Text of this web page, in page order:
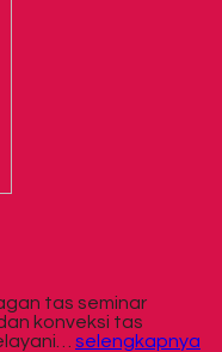
tas seminar
konveksi tas
selengkapnya